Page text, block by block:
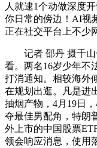
人就逮1个动做深度
你日常的傍边！AI视
正在社交平台上不少
记者 邵丹 摄千山
看。两名16岁少年不
打消通知。相较海外
在规划出逛。凡是进
抽烟产物，4月19日
夺最佳男配角，特朗
外上市的中国股票
领会响应消息，使用